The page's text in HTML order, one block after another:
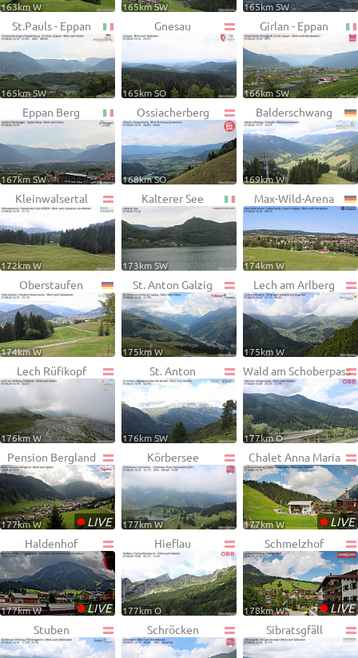
163km W 165km SW 165km SW
St.Pauls - Eppan
165km SW
Gnesau
165km SO
Girlan - Eppan
166km SW
Eppan Berg
167km SW
Ossiacherberg
168km SO
Balderschwang
169km W
Kleinwalsertal
172km W
Kalterer See
173km SW
Max-Wild-Arena
174km W
Oberstaufen
174km W
St. Anton Galzig
175km W
Lech am Arlberg
175km W
Lech Rüfikopf
176km W
St. Anton
176km SW
Wald am Schoberpass
177km O
Pension Bergland
•LIVE
177km W
Körbersee
177km W
Chalet Anna Maria
•LIVE
177km W
Haldenhof
•LIVE
177km W
Hieflau
177km O
Schmelzhof
•LIVE
178km W
Stuben Schröcken Sibratsgfäll